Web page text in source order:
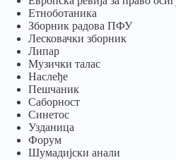
Eтноботаника
Зборник радова ПФУ
Лесковачки зборник
Липар
Музички талас
Наслеђе
Пешчаник
Саборност
Синетос
Узданица
Форум
Шумадијски анали